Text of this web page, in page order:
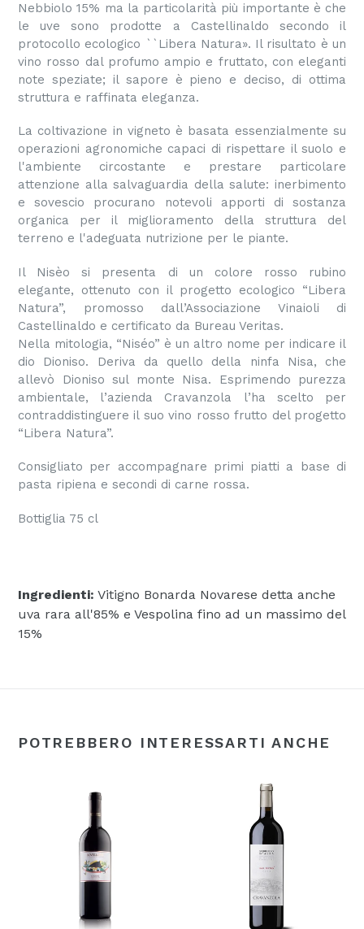
Nebbiolo 15% ma la particolarità più importante è che
le uve sono prodotte a Castellinaldo secondo il
protocollo ecologico ``Libera Natura». Il risultato è un
vino rosso dal profumo ampio e fruttato, con eleganti
note speziate; il sapore è pieno e deciso, di ottima
struttura e raffinata eleganza.
La coltivazione in vigneto è basata essenzialmente su
operazioni agronomiche capaci di rispettare il suolo e
l'ambiente circostante e prestare particolare
attenzione alla salvaguardia della salute: inerbimento
e sovescio procurano notevoli apporti di sostanza
organica per il miglioramento della struttura del
terreno e l'adeguata nutrizione per le piante.
Il Nisèo si presenta di un colore rosso rubino
elegante, ottenuto con il progetto ecologico “Libera
Natura”, promosso dall’Associazione Vinaioli di
Castellinaldo e certificato da Bureau Veritas.
Nella mitologia, “Niséo” è un altro nome per indicare il
dio Dioniso. Deriva da quello della ninfa Nisa, che
allevò Dioniso sul monte Nisa. Esprimendo purezza
ambientale, l’azienda Cravanzola l’ha scelto per
contraddistinguere il suo vino rosso frutto del progetto
“Libera Natura”.
Consigliato per accompagnare primi piatti a base di
pasta ripiena e secondi di carne rossa.
Bottiglia 75 cl
Ingredienti: Vitigno Bonarda Novarese detta anche
uva rara all'85% e Vespolina fino ad un massimo del
15%
POTREBBERO INTERESSARTI ANCHE